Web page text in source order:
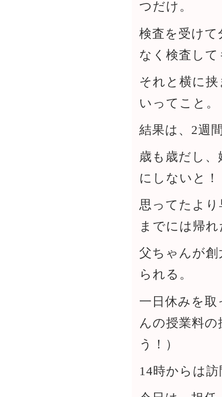
つだけ。
検査を受け
なく検査し
それと横に
いってこと。
結果は、2週
歳も歳だし
にしないと！
思ってたよ
までには帰
父ちゃんが
られる。
一日休みを
んの授業料
う！）
14時からは